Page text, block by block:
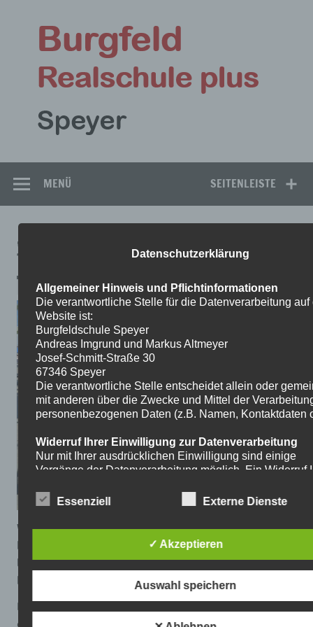
springen
SEITENLEISTE
MENÜ
„VOLL WAS LOS!“ – EIN ERLEBNISREICHER
TAG AUF DEM BERLINER PLATZ
Was für ein Tag! Bei strahlendem Sonnenschein und
bester Stimmung war auf dem Berliner Platz richtig was
los. Unsere Schülerinnen und Schüler erlebten einen
bewegungsreichen Tag voller Spaß und Action.
Besonders beliebt war der Kettcar-Parcours, auf dem
die Kinder ihr Geschick unter Beweis stellen konnten.
Datenschutzerklärung
Allgemeiner Hinweis und Pflichtinformationen
Die verantwortliche Stelle für die Datenverarbeitung auf
Website ist:
Burgfeldschule Speyer
Andreas Imgrund und Markus Altmeyer
Josef-Schmitt-Straße 30
67346 Speyer
Die verantwortliche Stelle entscheidet allein oder
mit anderen über die Zwecke und Mittel der
personenbezogenen Daten (z.B. Namen, Kontaktdaten
Widerruf Ihrer Einwilligung zur Datenverarbeitung
Nur mit Ihrer ausdrücklichen Einwilligung sind einige
Vorgänge der Datenverarbeitung möglich. Ein Widerruf
Widerruf genügt eine formlose Mitteilung per E-Mail. Die
Recht auf Beschwerde bei der zuständigen
Aufsichtsbehörde
Als Betroffener steht Ihnen im Falle eines
der zuständigen Aufsichtsbehörde zu. Zuständige
Aufsichtsbehörde bezüglich datenschutzrechtlicher
Essenziell Externe Dienste
✓ Akzeptieren
Auswahl speichern